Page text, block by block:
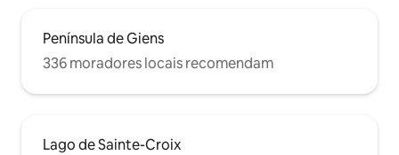
Península de Giens
336 moradores locais recomendam
Lago de Sainte-Croix